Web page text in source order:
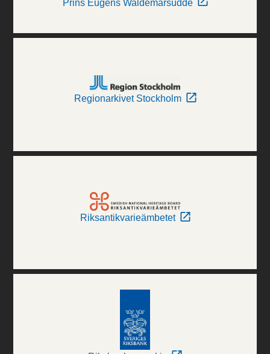
Prins Eugens Waldemarsudde
Regionarkivet Stockholm
Riksantikvarieämbetet